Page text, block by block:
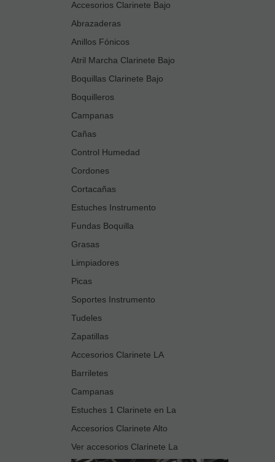
Accesorios Clarinete Bajo
Abrazaderas
Anillos Fónicos
Atril Marcha Clarinete Bajo
Boquillas Clarinete Bajo
Boquilleros
Campanas
Cañas
Control Humedad
Cordones
Cortacañas
Estuches Instrumento
Fundas Boquilla
Grasas
Limpiadores
Picas
Soportes Instrumento
Tudeles
Zapatillas
Accesorios Clarinete LA
Barriletes
Campanas
Estuches 1 Clarinete en La
Accesorios Clarinete Alto
Ver accesorios Clarinete La